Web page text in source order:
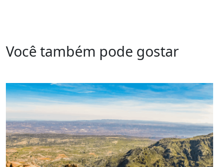
Você também pode gostar